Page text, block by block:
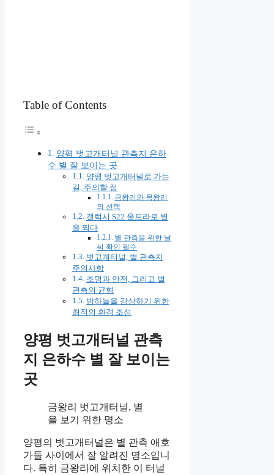
Table of Contents
양평 벗고개터널 관측지 은하
수 별 잘 보이는 곳
양평 벗고개터널로 가는
길, 주의할 점
금왕리와 목왕리
의 선택
갤럭시 S22 울트라로 별
을 찍다
별 관측을 위한 날
씨 확인 필수
벗고개터널, 별 관측지
주의사항
조명과 안전, 그리고 별
관측의 균형
밤하늘을 감상하기 위한
최적의 환경 조성
양평 벗고개터널 관측
지 은하수 별 잘 보이는
곳
금왕리 벗고개터널, 별
을 보기 위한 명소
양평의 벗고개터널은 별 관측 애호
가들 사이에서 잘 알려진 명소입니
다. 특히 금왕리에 위치한 이 터널